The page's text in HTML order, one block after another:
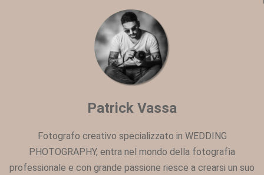
Patrick Vassa
Fotografo creativo specializzato in WEDDING
PHOTOGRAPHY, entra nel mondo della fotografìa
professionale e con grande passione riesce a crearsi un suo